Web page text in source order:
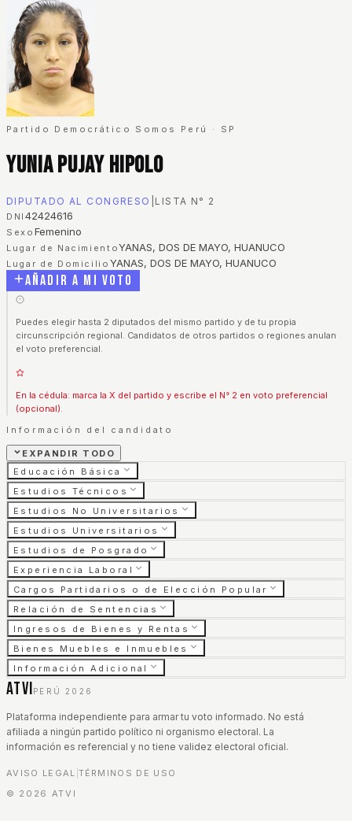
Partido Democrático Somos Perú · SP
Yunia Pujay Hipolo
DIPUTADO AL CONGRESO LISTA N° 2
DNI 42424616
Sexo Femenino
Lugar de NacimientoYANAS, DOS DE MAYO, HUANUCO
Lugar de Domicilio YANAS, DOS DE MAYO, HUANUCO
Añadir a mi voto
Puedes elegir hasta 2 diputados del mismo partido y de tu propia
circunscripción regional. Candidatos de otros partidos o regiones anulan
el voto preferencial.
En la cédula: marca la X del partido y escribe el N° 2 en voto preferencial
(opcional).
Información del candidato
EXPANDIR TODO
Educación Básica
Estudios Técnicos
Estudios No Universitarios
Estudios Universitarios
Estudios de Posgrado
Experiencia Laboral
Cargos Partidarios o de Elección Popular
Relación de Sentencias
Ingresos de Bienes y Rentas
Bienes Muebles e Inmuebles
Información Adicional
ATVI PERÚ 2026
Plataforma independiente para armar tu voto informado. No está
afiliada a ningún partido político ni organismo electoral. La
información es referencial y no tiene validez electoral oficial.
AVISO LEGAL TÉRMINOS DE USO
© 2026 ATVI